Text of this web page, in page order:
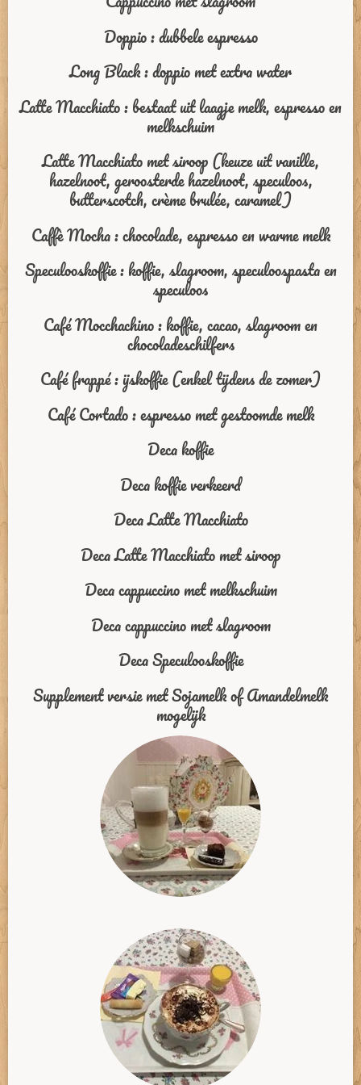
Doppio : dubbele espresso
Long Black : doppio met extra water
Latte Macchiato : bestaat uit laagje melk, espresso en
melkschuim
Latte Macchiato met siroop (keuze uit vanille,
hazelnoot, geroosterde hazelnoot, speculoos,
butterscotch, crème brulée, caramel)
Caffè Mocha : chocolade, espresso en warme melk
Speculooskoffie : koffie, slagroom, speculoospasta en
speculoos
Café Mocchachino : koffie, cacao, slagroom en
chocoladeschilfers
Café frappé : ijskoffie (enkel tijdens de zomer)
Café Cortado : espresso met gestoomde melk
Deca koffie
Deca koffie verkeerd
Deca Latte Macchiato
Deca Latte Macchiato met siroop
Deca cappuccino met melkschuim
Deca cappuccino met slagroom
Deca Speculooskoffie
Supplement versie met Sojamelk of Amandelmelk
mogelijk